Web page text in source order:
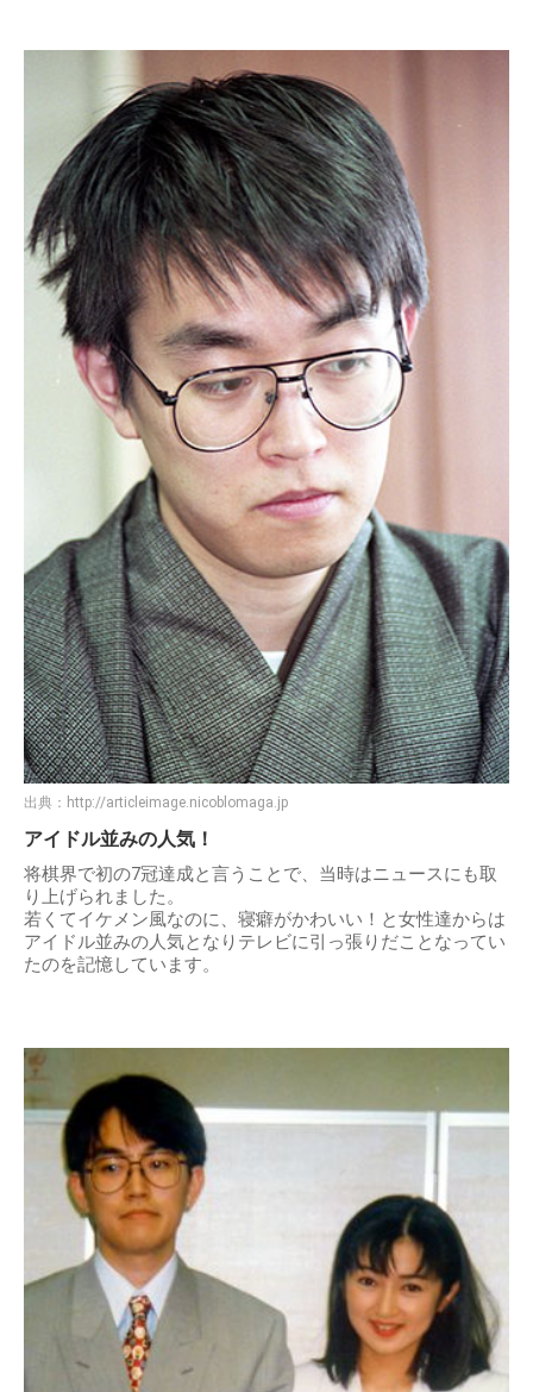
出典： http://articleimage.nicoblomaga.jp
アイドル並みの人気！
将棋界で初の7冠達成と言うことで、当時はニュースにも取
り上げられました。
若くてイケメン風なのに、寝癖がかわいい！と女性達からは
アイドル並みの人気となりテレビに引っ張りだことなってい
たのを記憶しています。